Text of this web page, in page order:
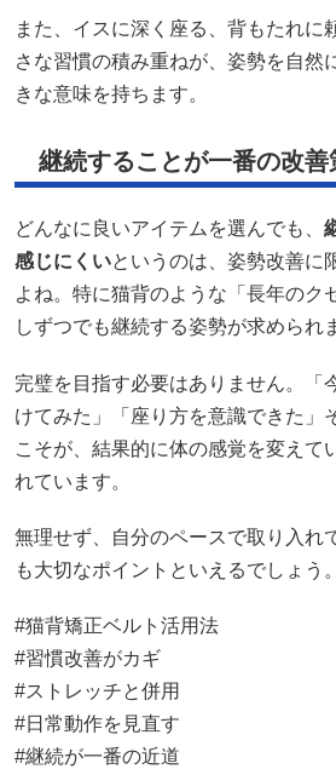
また、イスに深く座る、背もたれに
さな習慣の積み重ねが、姿勢を自然
きな意味を持ちます。
継続することが一番の改善
どんなに良いアイテムを選んでも、
感じにくいというのは、姿勢改善に
よね。特に猫背のような「長年のク
しずつでも継続する姿勢が求められ
完璧を目指す必要はありません。「
けてみた」「座り方を意識できた」
こそが、結果的に体の感覚を変えて
れています。
無理せず、自分のペースで取り入れ
も大切なポイントといえるでしょう。
#猫背矯正ベルト活用法
#習慣改善がカギ
#ストレッチと併用
#日常動作を見直す
#継続が一番の近道